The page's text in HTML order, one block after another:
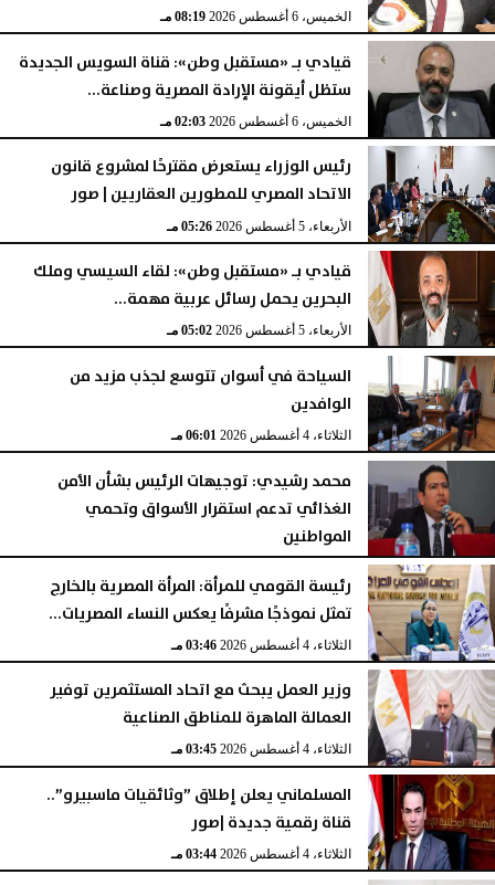
الخميس، 6 أغسطس 2026 08:28 مـ
الخميس، 6 أغسطس 2026 08:19 مـ
قيادي بـ «مستقبل وطن»: قناة السويس الجديدة
ستظل أيقونة الإرادة المصرية وصناعة...
الخميس، 6 أغسطس 2026 02:03 مـ
رئيس الوزراء يستعرض مقترحًا لمشروع قانون
الاتحاد المصري للمطورين العقاريين | صور
الأربعاء، 5 أغسطس 2026 05:26 مـ
قيادي بـ «مستقبل وطن»: لقاء السيسي وملك
البحرين يحمل رسائل عربية مهمة...
الأربعاء، 5 أغسطس 2026 05:02 مـ
السياحة في أسوان تتوسع لجذب مزيد من
الوافدين
الثلاثاء، 4 أغسطس 2026 06:01 مـ
محمد رشيدي: توجيهات الرئيس بشأن الأمن
الغذائي تدعم استقرار الأسواق وتحمي
المواطنين
الثلاثاء، 4 أغسطس 2026
رئيسة القومي للمرأة: المرأة المصرية بالخارج
تمثل نموذجًا مشرفًا يعكس النساء المصريات...
الثلاثاء، 4 أغسطس 2026 03:46 مـ
وزير العمل يبحث مع اتحاد المستثمرين توفير
العمالة الماهرة للمناطق الصناعية
الثلاثاء، 4 أغسطس 2026 03:45 مـ
المسلماني يعلن إطلاق ”وثائقيات ماسبيرو”..
قناة رقمية جديدة |صور
الثلاثاء، 4 أغسطس 2026 03:44 مـ